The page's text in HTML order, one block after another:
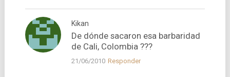
Kikan
De dónde sacaron esa barbaridad
de Cali, Colombia ???
21/06/2010 Responder